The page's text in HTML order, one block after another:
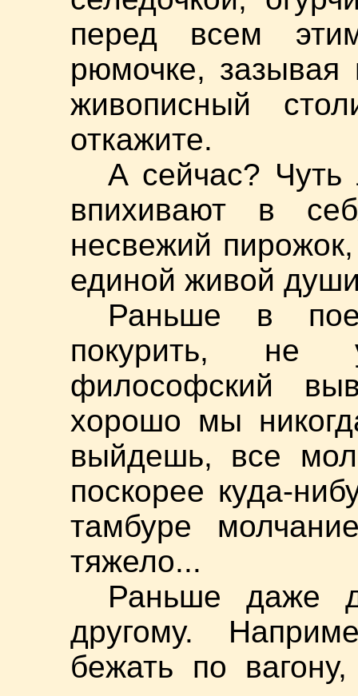
перед всем
рюмочке, зазывая
живописный
откажите.
А сейчас?
впихивают в
несвежий
единой живой
Раньше в
покурить, не
философский
хорошо мы
выйдешь, все
поскорее куда-
тамбуре
тяжело...
Раньше даже
другому.
бежать по